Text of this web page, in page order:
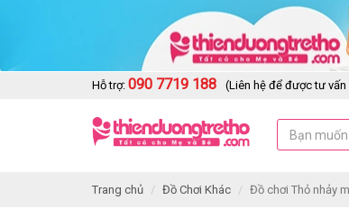
Hỗ trợ: 090 7719 188 (Liên hệ để được tư
Trang chủ Đồ Chơi Khác Đồ chơi Thỏ nhảy